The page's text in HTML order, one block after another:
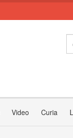
Video Curia